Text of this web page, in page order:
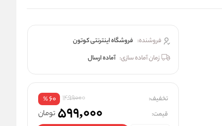
فروشنده: فروشگاه اینترنتی کوتون
زمان آماده سازی: آماده ارسال
تخفیف: 1499000
60
%
قیمت: 599,000 تومان